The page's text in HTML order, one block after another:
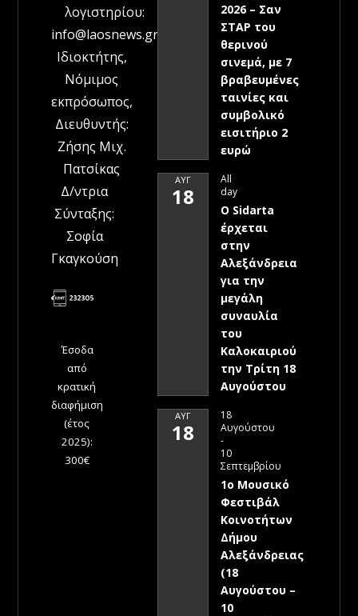
λογιστηρίου:
info@laosnews.gr
Ιδιοκτήτης,
Νόμιμος
εκπρόσωπος,
Διευθυντής:
Ζήσης Μιχ.
Πατσίκας
Δ/ντρια
Σύνταξης:
Σοφία
Γκαγκούση
Έσοδα
από
κρατική
διαφήμιση
(έτος
2025):
300€
2026 – Σαν
ΣΤΑΡ του
θερινού
σινεμά, με 7
βραβευμένες
ταινίες και
συμβολικό
εισιτήριο 2
ευρώ
ΑΥΓ
18
All
day
Ο Sidarta
έρχεται
στην
Αλεξάνδρεια
για την
μεγάλη
συναυλία
του
Καλοκαιριού
την Τρίτη 18
Αυγούστου
ΑΥΓ
18
18
Αυγούστου
-
10
Σεπτεμβρίου
1ο Μουσικό
Φεστιβάλ
Κοινοτήτων
Δήμου
Αλεξάνδρειας
(18
Αυγούστου –
10